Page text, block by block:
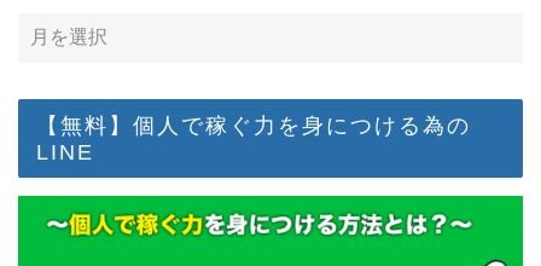
【無料】個人で稼ぐ力を身につける為の
LINE